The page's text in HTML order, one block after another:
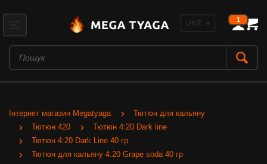
1
Інтернет магазин Megatyaga
Тютюн для кальяну
Тютюн 420
Тютюн 4:20 Dark line
Тютюн 4:20 Dark Line 40 гр
Тютюн для кальяну 4:20 Grape soda 40 гр